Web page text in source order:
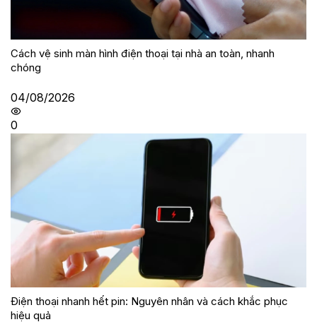
Cách vệ sinh màn hình điện thoại tại nhà an toàn, nhanh
chóng
04/08/2026
0
Điện thoại nhanh hết pin: Nguyên nhân và cách khắc phục
hiệu quả